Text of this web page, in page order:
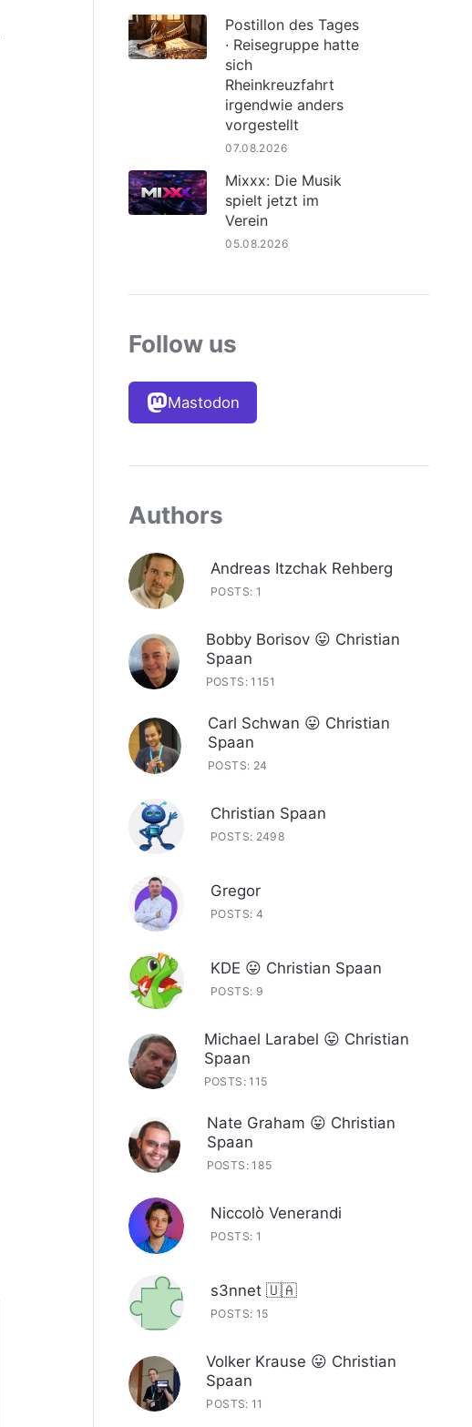
Postillon des Tages
· Reisegruppe hatte
sich
Rheinkreuzfahrt
irgendwie anders
vorgestellt
07.08.2026
Mixxx: Die Musik
spielt jetzt im
Verein
05.08.2026
Follow us
Mastodon
Authors
Andreas Itzchak Rehberg
POSTS: 1
Bobby Borisov 😛 Christian
Spaan
POSTS: 1151
Carl Schwan 😛 Christian
Spaan
POSTS: 24
Christian Spaan
POSTS: 2498
Gregor
POSTS: 4
KDE 😛 Christian Spaan
POSTS: 9
Michael Larabel 😛 Christian
Spaan
POSTS: 115
Nate Graham 😛 Christian
Spaan
POSTS: 185
Niccolò Venerandi
POSTS: 1
s3nnet 🇺🇦
POSTS: 15
Volker Krause 😛 Christian
Spaan
POSTS: 11